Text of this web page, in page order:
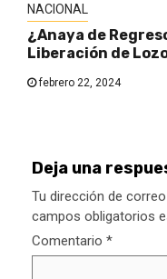
NACIONAL
¿Anaya de
Liberación de
febrero 22, 2024
Deja una
Tu dirección de
campos obligatorios
Comentario *